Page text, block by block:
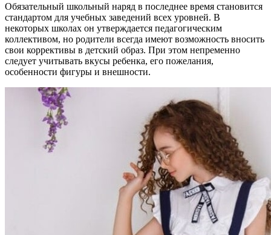
Обязательный школьный наряд в последнее время становится
стандартом для учебных заведений всех уровней. В
некоторых школах он утверждается педагогическим
коллективом, но родители всегда имеют возможность вносить
свои коррективы в детский образ. При этом непременно
следует учитывать вкусы ребенка, его пожелания,
особенности фигуры и внешности.